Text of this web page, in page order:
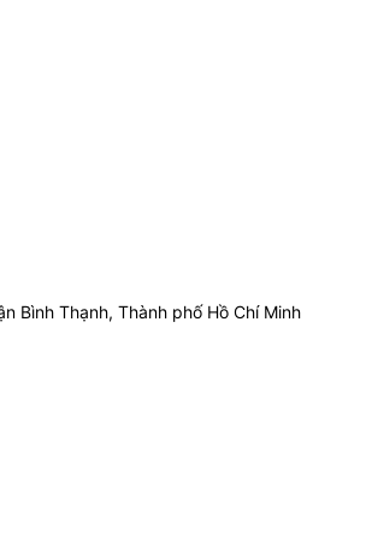
Bình Thạnh, Thành phố Hồ Chí Minh